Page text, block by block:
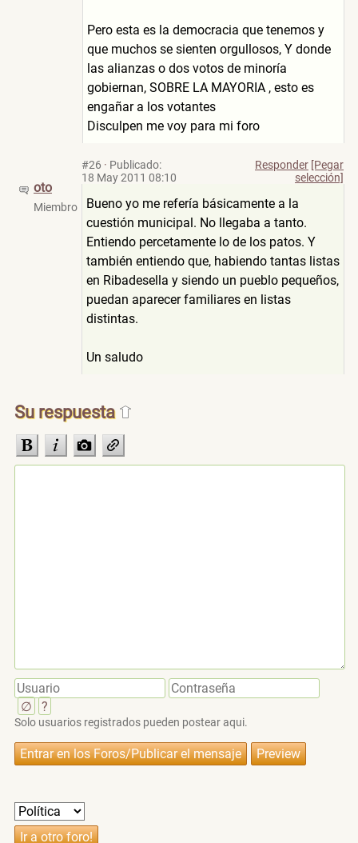
Pero esta es la democracia que tenemos y
que muchos se sienten orgullosos, Y donde
las alianzas o dos votos de minoría
gobiernan, SOBRE LA MAYORIA , esto es
engañar a los votantes
Disculpen me voy para mi foro
oto
Miembro
#26 · Publicado:
18 May 2011 08:10
Responder [Pegar
selección]
Bueno yo me refería básicamente a la
cuestión municipal. No llegaba a tanto.
Entiendo percetamente lo de los patos. Y
también entiendo que, habiendo tantas listas
en Ribadesella y siendo un pueblo pequeños,
puedan aparecer familiares en listas
distintas.
Un saludo
Su respuesta
∅ ?
Solo usuarios registrados pueden postear aqui.